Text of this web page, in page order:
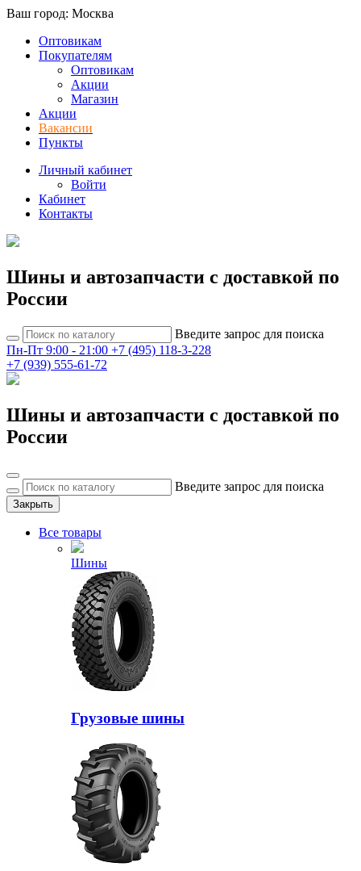
Ваш город: Москва
Оптовикам
Покупателям
Оптовикам
Акции
Магазин
Акции
Вакансии
Пункты
Личный кабинет
Войти
Кабинет
Контакты
Шины и автозапчасти с доставкой по
России
Введите запрос для поиска
Пн-Пт 9:00 - 21:00 +7 (495) 118-3-228
+7 (939) 555-61-72
Шины и автозапчасти с доставкой по
России
Введите запрос для поиска
Закрыть
Все товары
Шины
Грузовые шины